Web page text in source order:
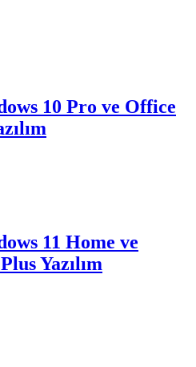
10 Pro ve Office
11 Home ve
Yazılım